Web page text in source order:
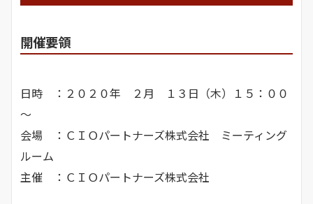
開催要領
日時 ：２０２０年 ２月 １３日（木）１５：００
～
会場 ：ＣＩＯパートナーズ株式会社 ミーティング
ルーム
主催 ：ＣＩＯパートナーズ株式会社